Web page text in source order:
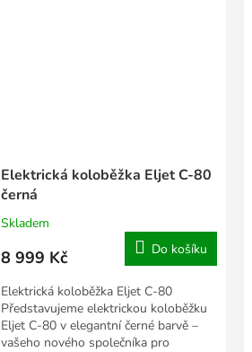
Elektrická koloběžka Eljet C-80
černá
Skladem
8 999 Kč Do košíku
Elektrická koloběžka Eljet C-80
Představujeme elektrickou koloběžku
Eljet C-80 v elegantní černé barvě –
vašeho nového společníka pro